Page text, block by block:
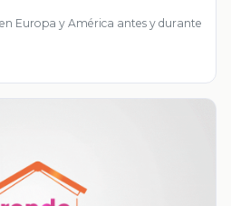
Europa y América antes y durante